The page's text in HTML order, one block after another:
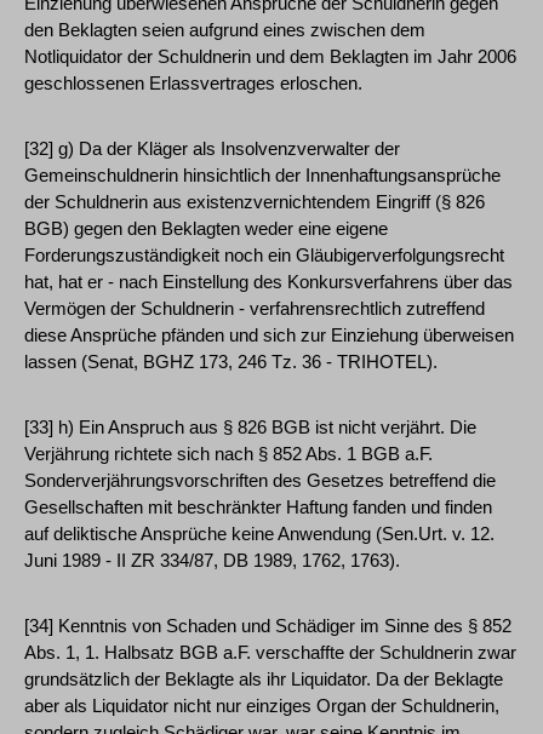
den Beklagten seien aufgrund eines zwischen dem
Notliquidator der Schuldnerin und dem Beklagten im Jahr 2006
geschlossenen Erlassvertrages erloschen.
[32] g) Da der Kläger als Insolvenzverwalter der
Gemeinschuldnerin hinsichtlich der Innenhaftungsansprüche
der Schuldnerin aus existenzvernichtendem Eingriff (§ 826
BGB) gegen den Beklagten weder eine eigene
Forderungszuständigkeit noch ein Gläubigerverfolgungsrecht
hat, hat er - nach Einstellung des Konkursverfahrens über das
Vermögen der Schuldnerin - verfahrensrechtlich zutreffend
diese Ansprüche pfänden und sich zur Einziehung überweisen
lassen (Senat, BGHZ 173, 246 Tz. 36 - TRIHOTEL).
[33] h) Ein Anspruch aus § 826 BGB ist nicht verjährt. Die
Verjährung richtete sich nach § 852 Abs. 1 BGB a.F.
Sonderverjährungsvorschriften des Gesetzes betreffend die
Gesellschaften mit beschränkter Haftung fanden und finden
auf deliktische Ansprüche keine Anwendung (Sen.Urt. v. 12.
Juni 1989 - II ZR 334/87, DB 1989, 1762, 1763).
[34] Kenntnis von Schaden und Schädiger im Sinne des § 852
Abs. 1, 1. Halbsatz BGB a.F. verschaffte der Schuldnerin zwar
grundsätzlich der Beklagte als ihr Liquidator. Da der Beklagte
aber als Liquidator nicht nur einziges Organ der Schuldnerin,